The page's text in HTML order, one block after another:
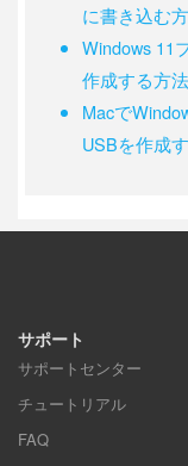
に書き込む
Windows 11
作成する方法
Macで
USBを作成
サポート
サポートセンター
チュートリアル
FAQ